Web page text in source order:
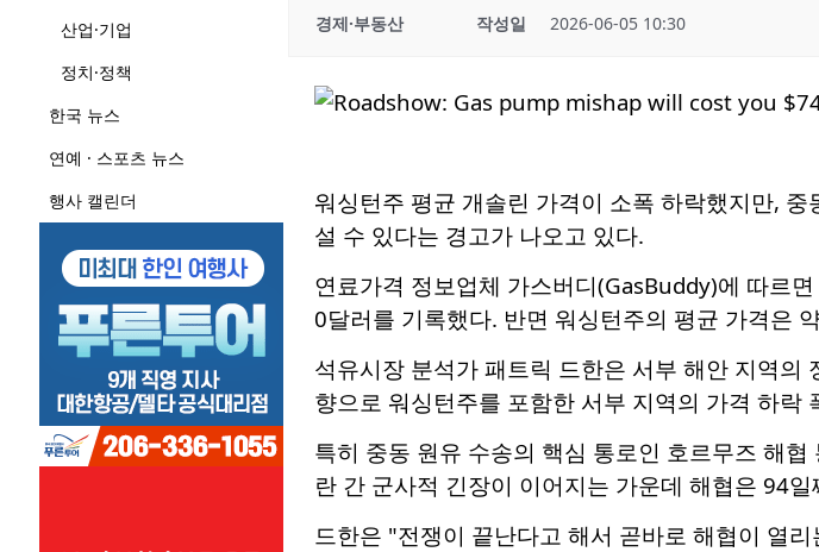
산업·기업
정치·정책
한국 뉴스
연예 · 스포츠 뉴스
행사 캘린더
경제·부동산 작성일 2026-06-05 10:30
워싱턴주 평균 개솔린 가격이 소폭 하락했지만,
설 수 있다는 경고가 나오고 있다.
연료가격 정보업체 가스버디(GasBuddy)에 따르
0달러를 기록했다. 반면 워싱턴주의 평균 가격은
석유시장 분석가 패트릭 드한은 서부 해안 지역
향으로 워싱턴주를 포함한 서부 지역의 가격 하락
특히 중동 원유 수송의 핵심 통로인 호르무즈 해
란 간 군사적 긴장이 이어지는 가운데 해협은 94
드한은 "전쟁이 끝난다고 해서 곧바로 해협이 열